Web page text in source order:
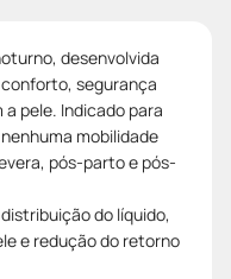
desenvolvida
segurança
pele. Indicado para
mobilidade
pós-parto e pós-
do líquido,
e redução do retorno